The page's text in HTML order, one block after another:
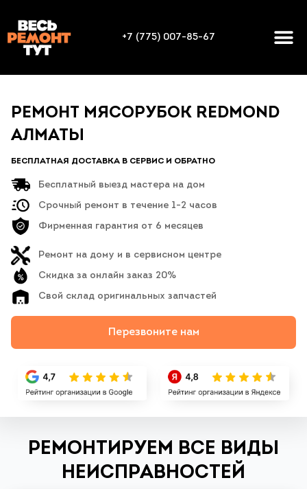
+7 (775) 007-85-67
РЕМОНТ МЯСОРУБОК REDMOND
АЛМАТЫ
БЕСПЛАТНАЯ ДОСТАВКА В СЕРВИС И ОБРАТНО
Бесплатный выезд мастера на дом
Срочный ремонт в течение 1-2 часов
Фирменная гарантия от 6 месяцев
Ремонт на дому и в сервисном центре
Скидка за онлайн заказ 20%
Свой склад оригинальных запчастей
Перезвоните нам
РЕМОНТИРУЕМ ВСЕ ВИДЫ
НЕИСПРАВНОСТЕЙ